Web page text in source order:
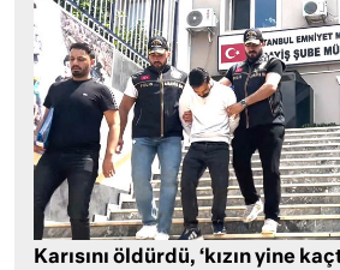
Karısını öldürdü, ‘kızın yine